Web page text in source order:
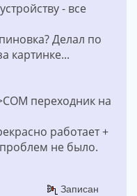
- все
Делал по
картинке...
переходник на
работает +
не было.
Записан